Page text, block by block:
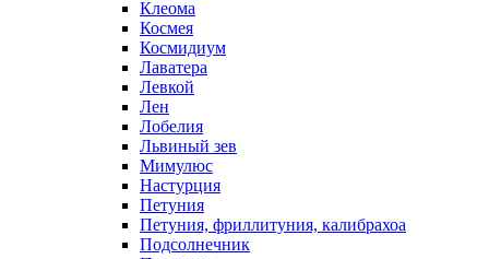
Клеома
Космея
Космидиум
Лаватера
Левкой
Лен
Лобелия
Львиный зев
Мимулюс
Настурция
Петуния
Петуния, фриллитуния, калибрахоа
Подсолнечник